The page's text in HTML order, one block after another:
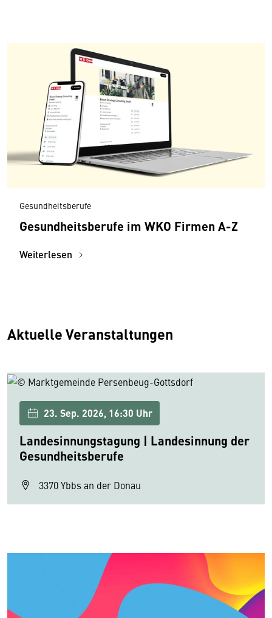
Gesundheitsberufe
Gesundheitsberufe im WKO Firmen A-Z
Weiterlesen
Aktuelle Veranstaltungen
23. Sep. 2026, 16:30 Uhr
Landesinnungstagung | Landesinnung der
Gesundheitsberufe
3370 Ybbs an der Donau